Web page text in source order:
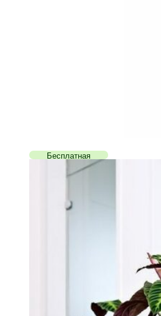
Бесплатная
доставка!